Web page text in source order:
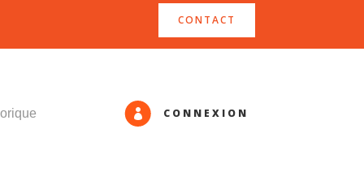
CONTACT
 CONNEXION